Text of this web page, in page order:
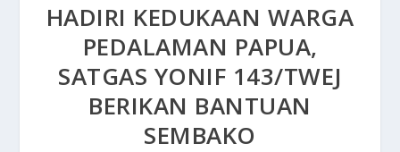
HADIRI KEDUKAAN WARGA
PEDALAMAN PAPUA,
SATGAS YONIF 143/TWEJ
BERIKAN BANTUAN
SEMBAKO